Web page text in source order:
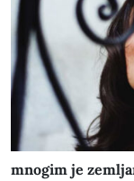
mnogim je